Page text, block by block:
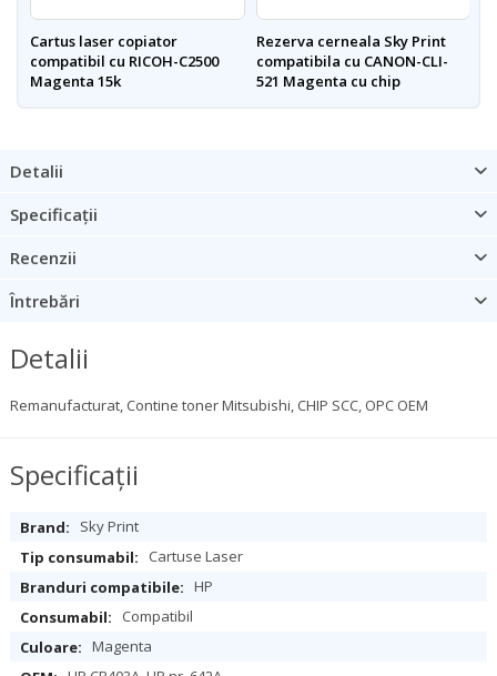
Cartus laser copiator
compatibil cu RICOH-C2500
Magenta 15k
Rezerva cerneala Sky Print
compatibila cu CANON-CLI-
521 Magenta cu chip
Detalii
Specificații
Recenzii
Întrebări
Detalii
Remanufacturat, Contine toner Mitsubishi, CHIP SCC, OPC OEM
Specificații
SpecificațiiSky Print
Cartuse Laser
HP
Compatibil
Magenta